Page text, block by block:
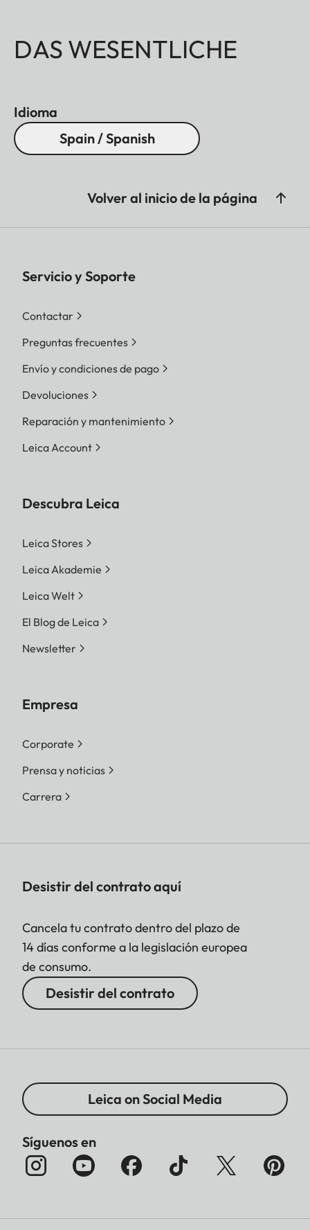
DAS WESENTLICHE
Idioma
Spain / Spanish
Volver al inicio de la página
Servicio y Soporte
Contactar
Preguntas frecuentes
Envío y condiciones de pago
Devoluciones
Reparación y mantenimiento
Leica Account
Descubra Leica
Leica Stores
Leica Akademie
Leica Welt
El Blog de Leica
Newsletter
Empresa
Corporate
Prensa y noticias
Carrera
Desistir del contrato aquí
Cancela tu contrato dentro del plazo de
14 días conforme a la legislación europea
de consumo.
Desistir del contrato
Leica on Social Media
Síguenos en